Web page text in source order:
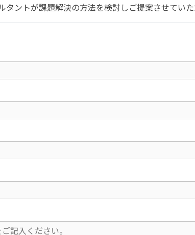
タントが課題解決の方法を検討しご提案させていた